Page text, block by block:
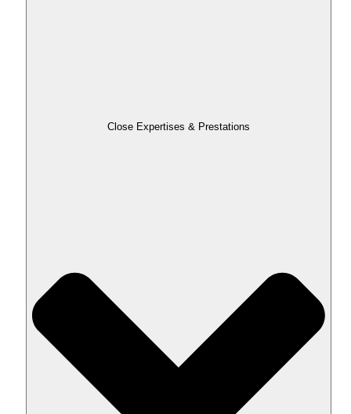
Close Expertises & Prestations